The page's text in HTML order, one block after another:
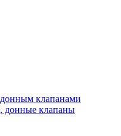
клапанами
донные клапаны